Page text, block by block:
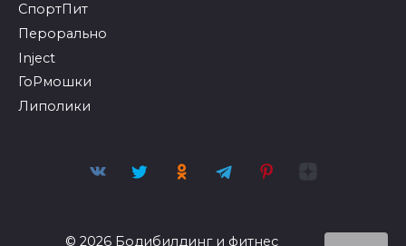
СпортПит
Перорально
Inject
ГоРмошки
Липолики
© 2026 Бодибилдинг и фитнес